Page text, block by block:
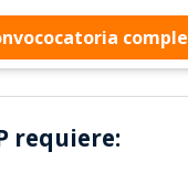
requiere: